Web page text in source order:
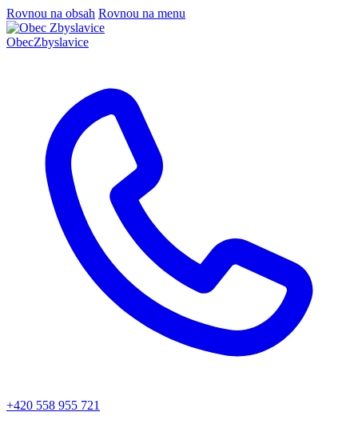
Rovnou na obsah Rovnou na menu
ObecZbyslavice
+420 558 955 721